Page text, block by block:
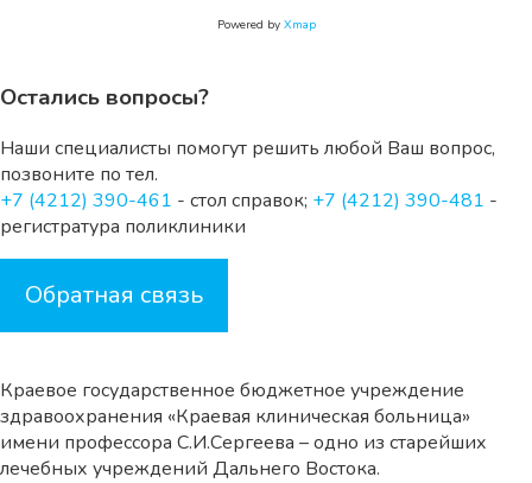
Powered by Xmap
Остались вопросы?
Наши специалисты помогут решить любой Ваш вопрос,
позвоните по тел.
+7 (4212) 390-461 - стол справок; +7 (4212) 390-481 -
регистратура поликлиники
Обратная связь
Краевое государственное бюджетное учреждение
здравоохранения «Краевая клиническая больница»
имени профессора С.И.Сергеева – одно из старейших
лечебных учреждений Дальнего Востока.